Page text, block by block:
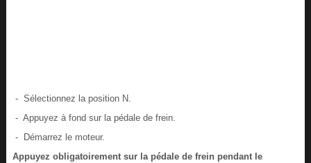
- Sélectionnez la position N.
- Appuyez à fond sur la pédale de frein.
- Démarrez le moteur.
Appuyez obligatoirement sur la pédale de frein pendant le